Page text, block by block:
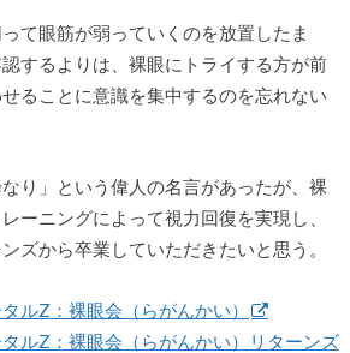
て眼筋が弱っていくのを放置したま
するよりは、裸眼にトライする方が前
ることに意識を集中するのを忘れない
なり」という偉人の名言があったが、裸
ーニングによって視力回復を実現し、
ズから卒業していただきたいと思う。
ルZ：裸眼会（らがんかい）
ルZ：裸眼会（らがんかい）リターンズ